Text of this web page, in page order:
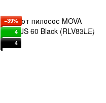
−39%
4
4